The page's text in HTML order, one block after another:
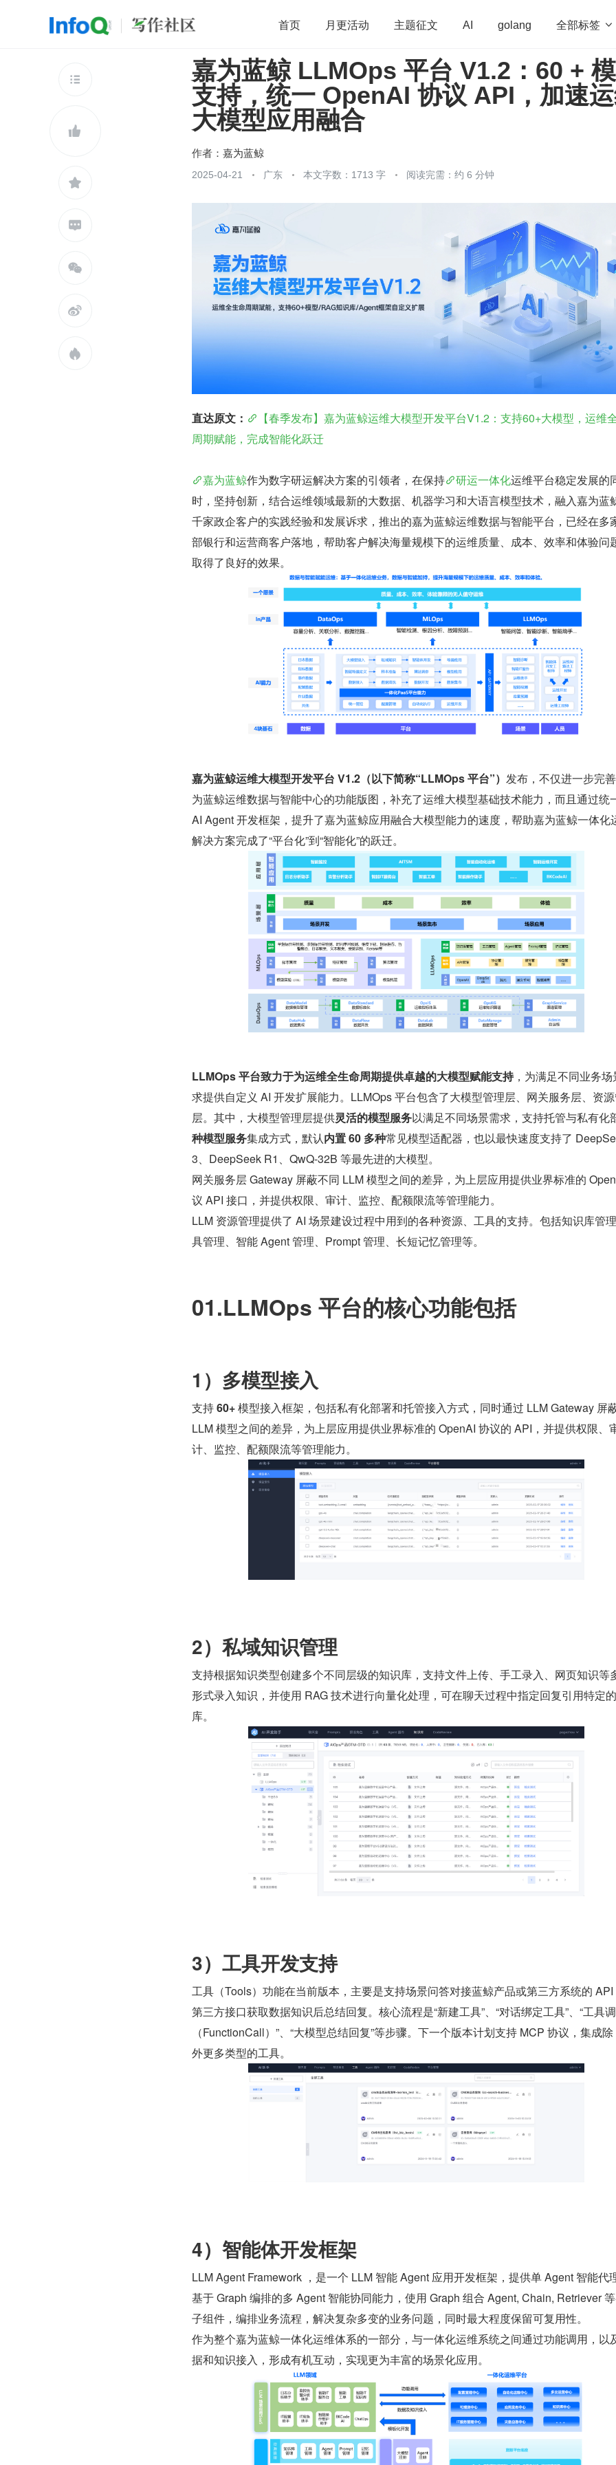
首页 月更活动 主题征文 AI golang 全部标签 
开源 架构 OpenHarmony 算法 学习方法 Web3.0 高
团队管理 程序员 运维 深度思考 低代码 redis
查看更多







嘉为蓝鲸 LLMOps 平台 V1.2：60 +
支持，统一 OpenAI 协议 API，加速
大模型应用融合
作者： 嘉为蓝鲸
2025-04-21 广东 本文字数：1713 字 阅读完需：约 6 分钟
直达原文：
【春季发布】嘉为蓝鲸运维大模型开发平台V1.2：支持60+大模型，运维
周期赋能，完成智能化跃迁
嘉为蓝鲸作为数字研运解决方案的引领者，在保持 研运一体化运维平台稳定发展的
时，坚持创新，结合运维领域最新的大数据、机器学习和大语言模型技术，融入嘉为蓝
千家政企客户的实践经验和发展诉求，推出的嘉为蓝鲸运维数据与智能平台，已经在多
部银行和运营商客户落地，帮助客户解决海量规模下的运维质量、成本、效率和体验问
取得了良好的效果。
嘉为蓝鲸运维大模型开发平台 V1.2（以下简称“LLMOps 平台”） 发布，不仅进一步完
为蓝鲸运维数据与智能中心的功能版图，补充了运维大模型基础技术能力，而且通过统
AI Agent 开发框架，提升了嘉为蓝鲸应用融合大模型能力的速度，帮助嘉为蓝鲸一体化
解决方案完成了“平台化”到“智能化”的跃迁。
LLMOps 平台致力于为运维全生命周期提供卓越的大模型赋能支持，为满足不同业务场
求提供自定义 AI 开发扩展能力。LLMOps 平台包含了大模型管理层、网关服务层、资
层。其中，大模型管理层提供灵活的模型服务以满足不同场景需求，支持托管与私有化
种模型服务集成方式，默认内置 60 多种常见模型适配器，也以最快速度支持了
3、DeepSeek R1、QwQ-32B 等最先进的大模型。
网关服务层 Gateway 屏蔽不同 LLM 模型之间的差异，为上层应用提供业界标准的
议 API 接口，并提供权限、审计、监控、配额限流等管理能力。
LLM 资源管理提供了 AI 场景建设过程中用到的各种资源、工具的支持。包括知识库管
具管理、智能 Agent 管理、Prompt 管理、长短记忆管理等。
01.LLMOps 平台的核心功能包括
1）多模型接入
支持 60+ 模型接入框架，包括私有化部署和托管接入方式，同时通过 LLM Gateway 屏
LLM 模型之间的差异，为上层应用提供业界标准的 OpenAI 协议的 API，并提供权限、
计、监控、配额限流等管理能力。
2）私域知识管理
支持根据知识类型创建多个不同层级的知识库，支持文件上传、手工录入、网页知识等
形式录入知识，并使用 RAG 技术进行向量化处理，可在聊天过程中指定回复引用特定
库。
3）工具开发支持
工具（Tools）功能在当前版本，主要是支持场景问答对接蓝鲸产品或第三方系统的 API
第三方接口获取数据知识后总结回复。核心流程是“新建工具”、“对话绑定工具”、“工具
（FunctionCall）”、“大模型总结回复”等步骤。下一个版本计划支持 MCP 协议，集成
外更多类型的工具。
4）智能体开发框架
LLM Agent Framework ，是一个 LLM 智能 Agent 应用开发框架，提供单 Agent 智能代
基于 Graph 编排的多 Agent 智能协同能力，使用 Graph 组合 Agent, Chain, Retriever
子组件，编排业务流程，解决复杂多变的业务问题，同时最大程度保留可复用性。
作为整个嘉为蓝鲸一体化运维体系的一部分，与一体化运维系统之间通过功能调用，以
据和知识接入，形成有机互动，实现更为丰富的场景化应用。